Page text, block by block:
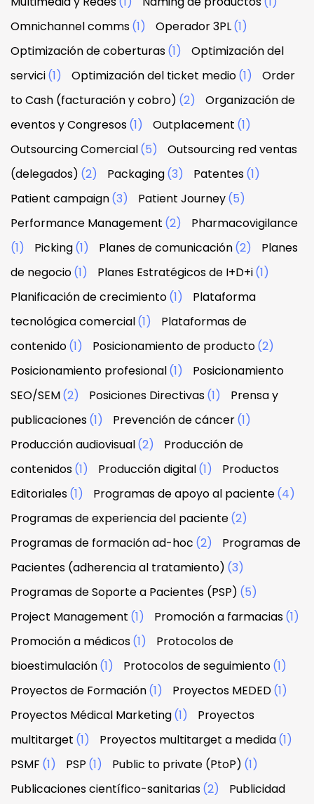
Omnichannel comms(1) Operador 3PL(1)
Optimización de coberturas(1)
Optimización del
servici(1) Optimización del ticket medio(1)
Order
to Cash (facturación y cobro) (2)
Organización de
eventos y Congresos(1) Outplacement (1)
Outsourcing Comercial(5)
Outsourcing red ventas
(delegados) (2) Packaging(3) Patentes(1)
Patient campaign(3) Patient Journey(5)
Performance Management (2)
Pharmacovigilance
(1)
Picking(1) Planes de comunicación(2)
Planes
de negocio(1) Planes Estratégicos de I+D+i(1)
Planificación de crecimiento(1)
Plataforma
tecnológica comercial(1)
Plataformas de
contenido(1) Posicionamiento de producto(2)
Posicionamiento profesional(1)
Posicionamiento
SEO/SEM(2) Posiciones Directivas(1)
Prensa y
publicaciones(1) Prevención de cáncer(1)
Producción audiovisual(2)
Producción de
contenidos(1) Producción digital(1)
Productos
Editoriales(1) Programas de apoyo al paciente(4)
Programas de experiencia del paciente(2)
Programas de formación ad-hoc (2)
Programas de
Pacientes (adherencia al tratamiento) (3)
Programas de Soporte a Pacientes (PSP) (5)
Project Management (1) Promoción a farmacias(1)
Promoción a médicos(1)
Protocolos de
bioestimulación(1) Protocolos de seguimiento(1)
Proyectos de Formación(1) Proyectos MEDED(1)
Proyectos Médical Marketing(1)
Proyectos
multitarget (1) Proyectos multitarget a medida(1)
PSMF (1) PSP (1) Public to private (PtoP) (1)
Publicaciones científico-sanitarias(2) Publicidad